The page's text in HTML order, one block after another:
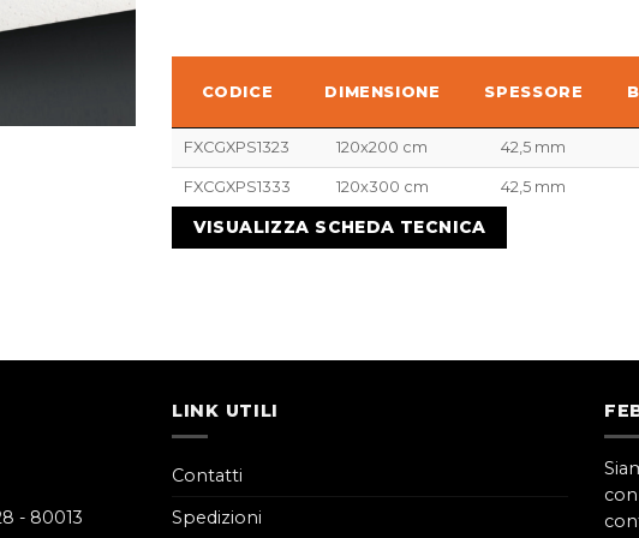
CODICE DIMENSIONE SPESSORE
FXCGXPS1323 120x200 cm 42,5 mm
FXCGXPS1333 120x300 cm 42,5 mm
VISUALIZZA SCHEDA TECNICA
- 80013
LINK UTILI
Contatti
Spedizioni